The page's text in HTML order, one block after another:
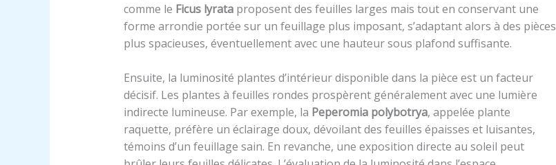
comme le Ficus lyrataproposent des feuilles larges mais tout en conservant une
forme arrondie portée sur un feuillage plus imposant, s’adaptant alors à des pièces
plus spacieuses, éventuellement avec une hauteur sous plafond suffisante.
Ensuite, la luminosité plantes d’intérieur disponible dans la pièce est un facteur
décisif. Les plantes à feuilles rondes prospèrent généralement avec une lumière
indirecte lumineuse. Par exemple, la Peperomia polybotrya, appelée plante
raquette, préfère un éclairage doux, dévoilant des feuilles épaisses et luisantes,
témoins d’un feuillage sain. En revanche, une exposition directe au soleil peut